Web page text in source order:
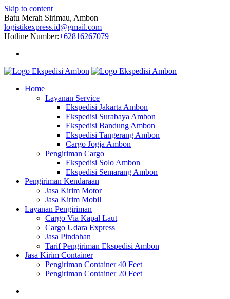
Skip to content
Batu Merah Sirimau, Ambon
logistikexpress.id@gmail.com
Hotline Number:+62816267079
Home
Layanan Service
Ekspedisi Jakarta Ambon
Ekspedisi Surabaya Ambon
Ekspedisi Bandung Ambon
Ekspedisi Tangerang Ambon
Cargo Jogja Ambon
Pengiriman Cargo
Ekspedisi Solo Ambon
Ekspedisi Semarang Ambon
Pengiriman Kendaraan
Jasa Kirim Motor
Jasa Kirim Mobil
Layanan Pengiriman
Cargo Via Kapal Laut
Cargo Udara Express
Jasa Pindahan
Tarif Pengiriman Ekspedisi Ambon
Jasa Kirim Container
Pengiriman Container 40 Feet
Pengiriman Container 20 Feet